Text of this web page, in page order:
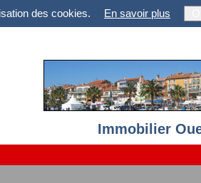
des cookies. En savoir plus
Immobilier